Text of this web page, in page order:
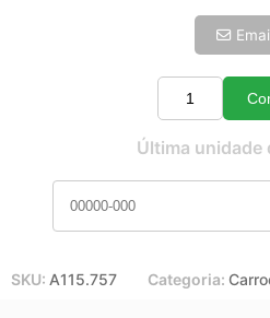
Última unidade
SKU: A115.757 Categoria: